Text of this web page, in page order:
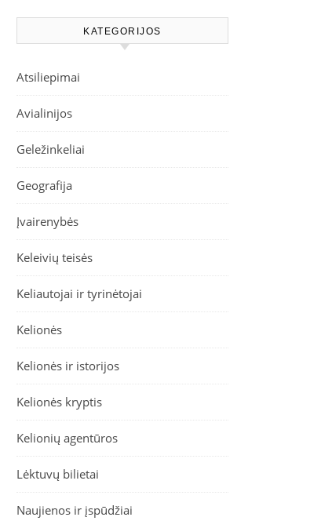
KATEGORIJOS
Atsiliepimai
Avialinijos
Geležinkeliai
Geografija
Įvairenybės
Keleivių teisės
Keliautojai ir tyrinėtojai
Kelionės
Kelionės ir istorijos
Kelionės kryptis
Kelionių agentūros
Lėktuvų bilietai
Naujienos ir įspūdžiai